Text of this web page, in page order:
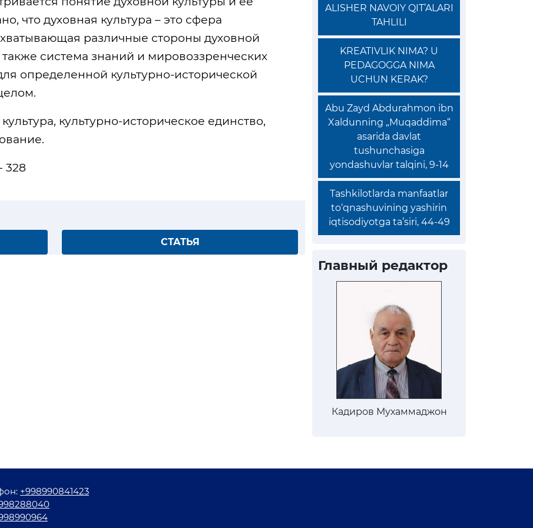
что духовная культура – ​​это сфера
различные стороны духовной
система знаний и мировоззренческих
определенной культурно-исторической
культурно-историческое единство,
328
СТАТЬЯ
ALISHER NAVOIY QIT’ALARI
TAHLILI
KREATIVLIK NIMA? U
PEDAGOGGA NIMA
UCHUN KERAK?
Abu Zayd Abdurahmon ibn
Xaldunning „Muqaddima“
asarida davlat
tushunchasiga
yondashuvlar talqini, 9-14
Tashkilotlarda manfaatlar
to‘qnashuvining yashirin
iqtisodiyotga ta’siri, 44-49
Главный редактор
Кадиров Мухаммаджон
+998990841423